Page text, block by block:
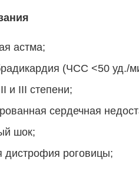
астма;
(ЧСС <50 уд./
и III степени;
сердечная
шок;
дистрофия роговицы;